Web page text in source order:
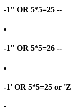
-1" OR 5*5=25 --
-1" OR 5*5=26 --
-1' OR 5*5=25 or